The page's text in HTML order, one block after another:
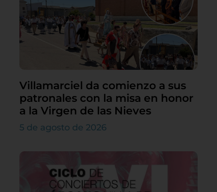
Villamarciel da comienzo a sus
patronales con la misa en honor
a la Virgen de las Nieves
5 de agosto de 2026